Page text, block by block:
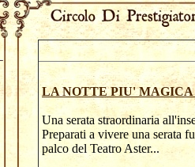
LA NOTTE PIU'
Una serata straordinaria
Preparati a vivere una serata
palco del Teatro